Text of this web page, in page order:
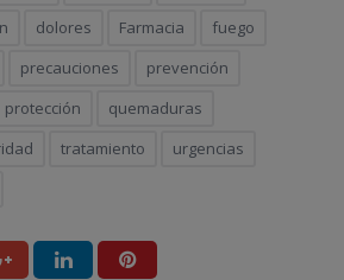
dolores Farmacia
fuego
precauciones
prevención
protección
quemaduras
tratamiento
urgencias